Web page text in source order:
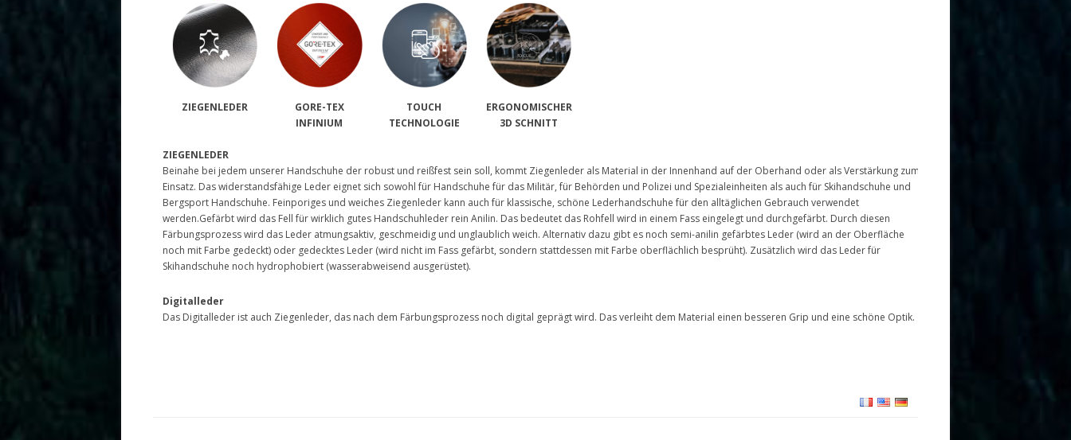
ZIEGENLEDER
GORE-TEX
INFINIUM
TOUCH
TECHNOLOGIE
ERGONOMISCHER
3D SCHNITT
ZIEGENLEDER
Beinahe bei jedem unserer Handschuhe der robust und reißfest sein soll, kommt Ziegenleder als Material in der Innenhand auf der Oberhand oder als Verstärkung zum
Einsatz. Das widerstandsfähige Leder eignet sich sowohl für Handschuhe für das Militär, für Behörden und Polizei und Spezialeinheiten als auch für Skihandschuhe und
Bergsport Handschuhe. Feinporiges und weiches Ziegenleder kann auch für klassische, schöne Lederhandschuhe für den alltäglichen Gebrauch verwendet
werden.Gefärbt wird das Fell für wirklich gutes Handschuhleder rein Anilin. Das bedeutet das Rohfell wird in einem Fass eingelegt und durchgefärbt. Durch diesen
Färbungsprozess wird das Leder atmungsaktiv, geschmeidig und unglaublich weich. Alternativ dazu gibt es noch semi-anilin gefärbtes Leder (wird an der Oberfläche
noch mit Farbe gedeckt) oder gedecktes Leder (wird nicht im Fass gefärbt, sondern stattdessen mit Farbe oberflächlich besprüht). Zusätzlich wird das Leder für
Skihandschuhe noch hydrophobiert (wasserabweisend ausgerüstet).
Digitalleder
Das Digitalleder ist auch Ziegenleder, das nach dem Färbungsprozess noch digital geprägt wird. Das verleiht dem Material einen besseren Grip und eine schöne Optik.